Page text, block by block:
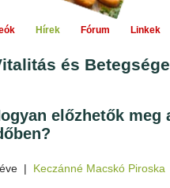
Hírek Fórum Linkek
és
előzhetők meg
| Keczánné Macskó Piroska